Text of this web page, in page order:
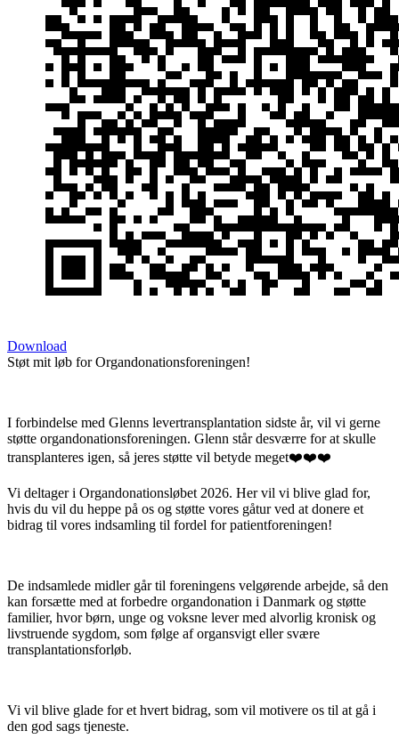
Download
Støt mit løb for Organdonationsforeningen!
I forbindelse med Glenns levertransplantation sidste år, vil vi gerne
støtte organdonationsforeningen. Glenn står desværre for at skulle
transplanteres igen, så jeres støtte vil betyde meget❤️❤️❤️
Vi deltager i Organdonationsløbet 2026. Her vil vi blive glad for,
hvis du vil du heppe på os og støtte vores gåtur ved at donere et
bidrag til vores indsamling til fordel for patientforeningen!
De indsamlede midler går til foreningens velgørende arbejde, så den
kan forsætte med at forbedre organdonation i Danmark og støtte
familier, hvor børn, unge og voksne lever med alvorlig kronisk og
livstruende sygdom, som følge af organsvigt eller svære
transplantationsforløb.
Vi vil blive glade for et hvert bidrag, som vil motivere os til at gå i
den god sags tjeneste.